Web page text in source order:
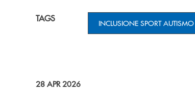
TAGS INCLUSIONE SPORT AUTISMO
28 APR 2026